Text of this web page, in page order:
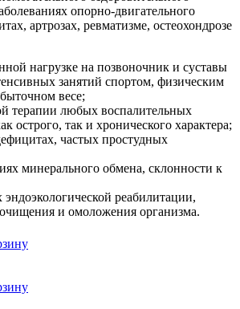
опорно-двигательного
артрозах, ревматизме, остеохондрозе
нагрузке на позвоночник и суставы
занятий спортом, физическим
весе;
терапии любых воспалительных
острого, так и хронического характера;
частых простудных
минерального обмена, склонности к
эндоэкологической реабилитации,
и омоложения организма.